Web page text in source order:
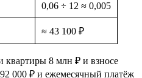
0,06 ÷ 12 ≈ 0,005
≈ 43 100 ₽
квартиры 8 млн ₽ и взносе
000 ₽ и ежемесячный платёж